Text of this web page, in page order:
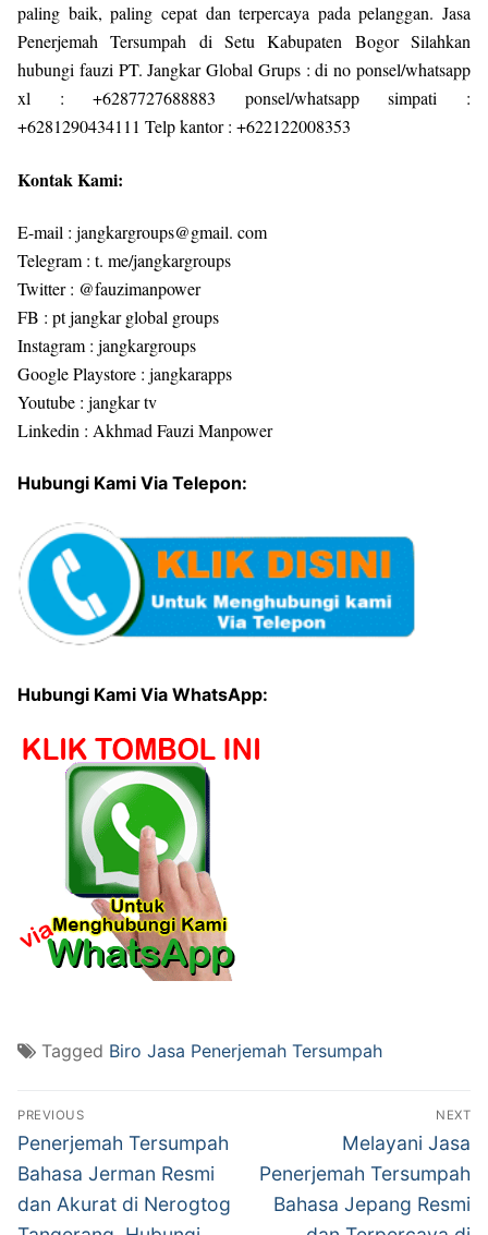
paling baik, paling cepat dan terpercaya pada pelanggan. Jasa
Penerjemah Tersumpah di Setu Kabupaten Bogor Silahkan
hubungi fauzi PT. Jangkar Global Grups : di no ponsel/whatsapp
xl : +6287727688883 ponsel/whatsapp simpati :
+6281290434111 Telp kantor : +622122008353
Kontak Kami:
E-mail : jangkargroups@gmail. com
Telegram : t. me/jangkargroups
Twitter : @fauzimanpower
FB : pt jangkar global groups
Instagram : jangkargroups
Google Playstore : jangkarapps
Youtube : jangkar tv
Linkedin : Akhmad Fauzi Manpower
Hubungi Kami Via Telepon:
Hubungi Kami Via WhatsApp:
Tagged Biro Jasa Penerjemah Tersumpah
Post
navigation
PREVIOUS
Previous
post:
Penerjemah Tersumpah
Bahasa Jerman Resmi
dan Akurat di Nerogtog
NEXT
Next
post:
Melayani Jasa
Penerjemah Tersumpah
Bahasa Jepang Resmi